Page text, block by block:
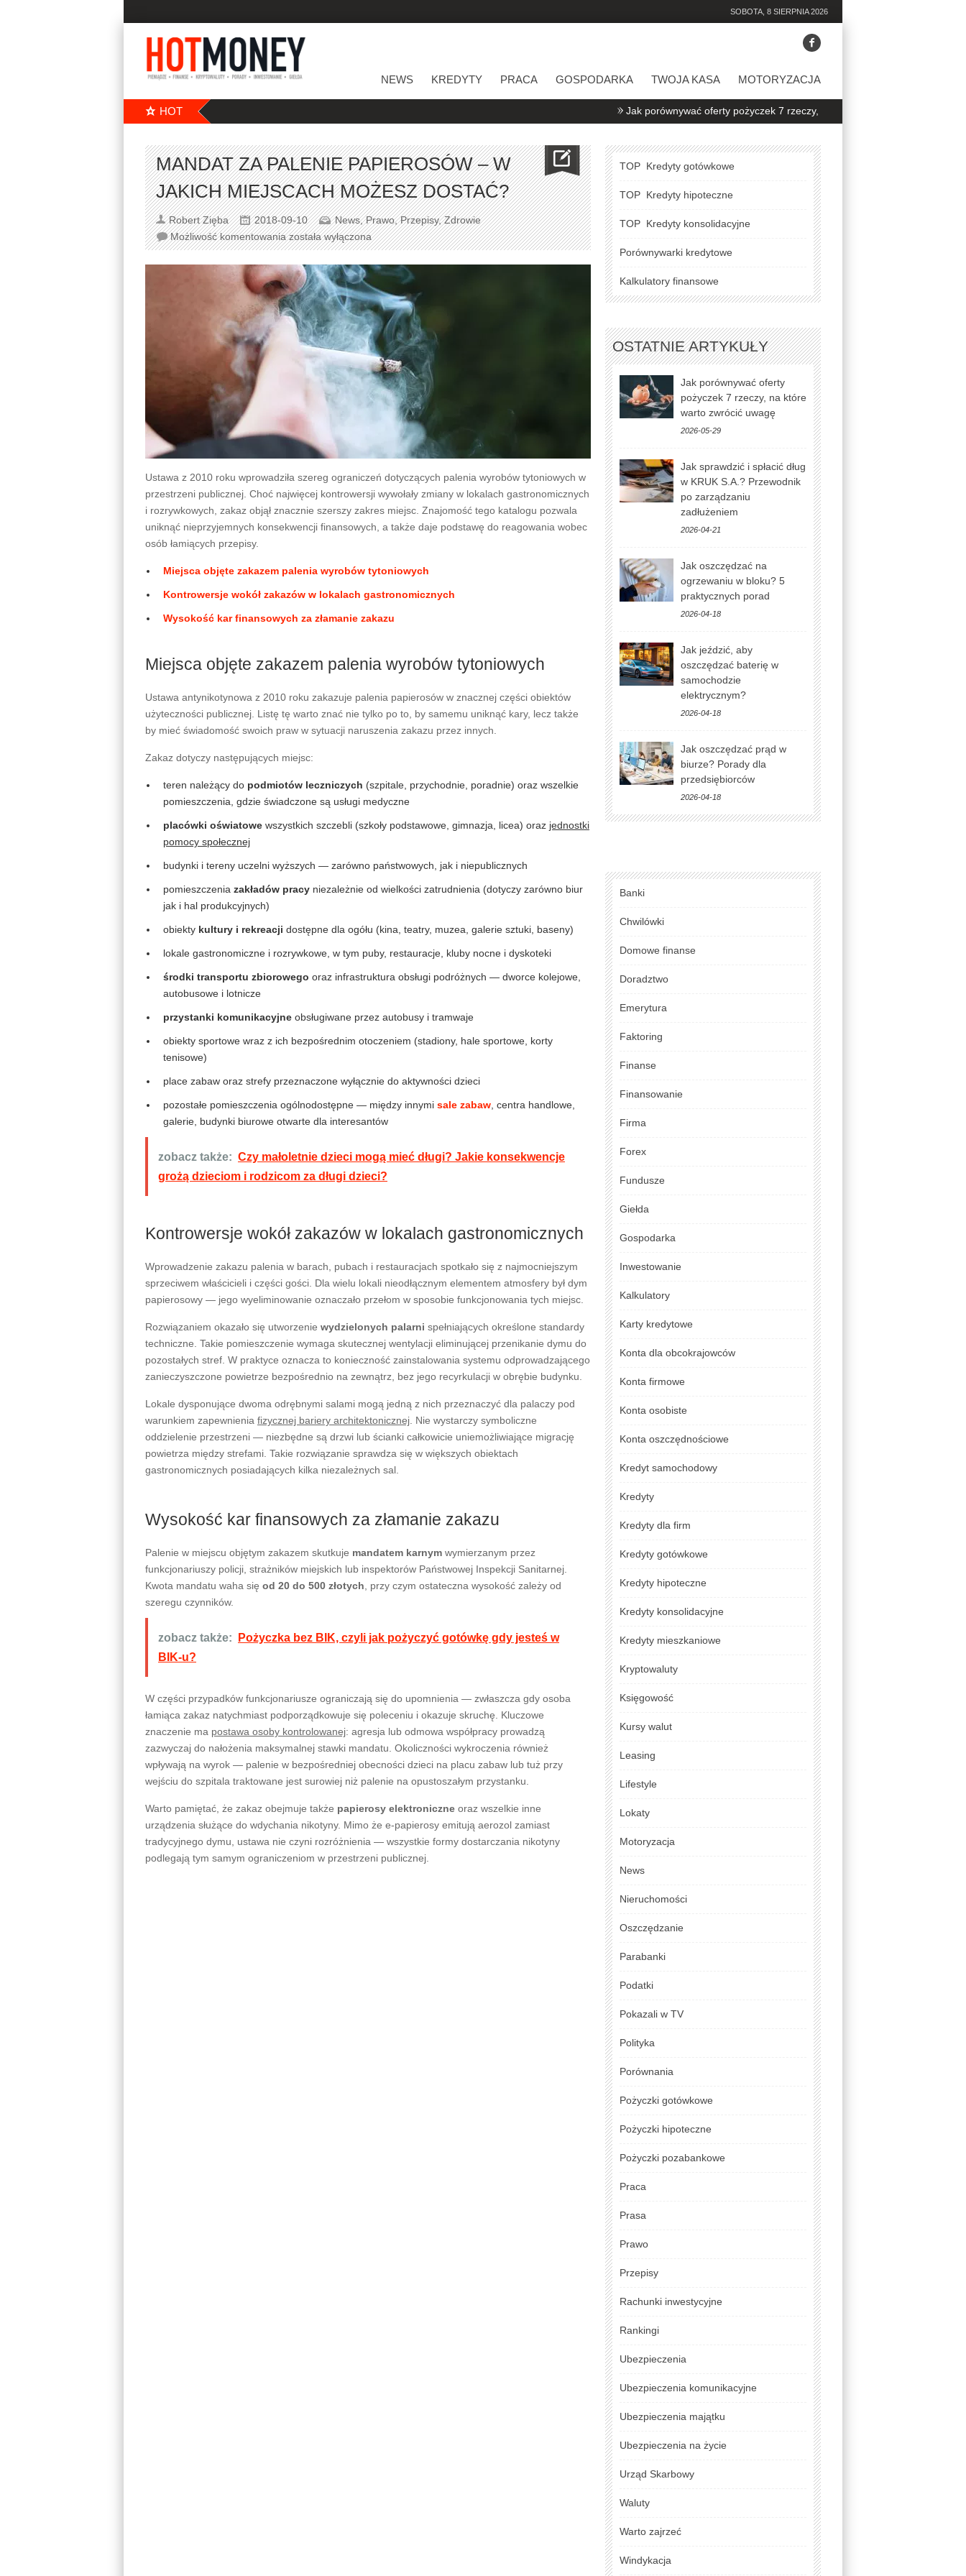
SOBOTA, 8 SIERPNIA 2026
NEWS KREDYTY PRACA GOSPODARKA TWOJA KASA MOTORYZACJA
HOT Jak porównywać oferty pożyczek 7 rzeczy, na które warto zwrócić uwagę
MANDAT ZA PALENIE PAPIEROSÓW – W
JAKICH MIEJSCACH MOŻESZ DOSTAĆ?
Robert Zięba 2018-09-10 News,Prawo,Przepisy,Zdrowie
Możliwość komentowaniazostała wyłączona
Ustawa z 2010 roku wprowadziła szereg ograniczeń dotyczących palenia wyrobów tytoniowych w
przestrzeni publicznej. Choć najwięcej kontrowersji wywołały zmiany w lokalach gastronomicznych
i rozrywkowych, zakaz objął znacznie szerszy zakres miejsc. Znajomość tego katalogu pozwala
uniknąć nieprzyjemnych konsekwencji finansowych, a także daje podstawę do reagowania wobec
osób łamiących przepisy.
Miejsca objęte zakazem palenia wyrobów tytoniowych
Kontrowersje wokół zakazów w lokalach gastronomicznych
Wysokość kar finansowych za złamanie zakazu
Miejsca objęte zakazem palenia wyrobów tytoniowych
Ustawa antynikotynowa z 2010 roku zakazuje palenia papierosów w znacznej części obiektów
użyteczności publicznej. Listę tę warto znać nie tylko po to, by samemu uniknąć kary, lecz także
by mieć świadomość swoich praw w sytuacji naruszenia zakazu przez innych.
Zakaz dotyczy następujących miejsc:
teren należący do podmiotów leczniczych (szpitale, przychodnie, poradnie) oraz wszelkie
pomieszczenia, gdzie świadczone są usługi medyczne
placówki oświatowe wszystkich szczebli (szkoły podstawowe, gimnazja, licea) oraz jednostki
pomocy społecznej
budynki i tereny uczelni wyższych — zarówno państwowych, jak i niepublicznych
pomieszczenia zakładów pracy niezależnie od wielkości zatrudnienia (dotyczy zarówno biur
jak i hal produkcyjnych)
obiekty kultury i rekreacji dostępne dla ogółu (kina, teatry, muzea, galerie sztuki, baseny)
lokale gastronomiczne i rozrywkowe, w tym puby, restauracje, kluby nocne i dyskoteki
środki transportu zbiorowego oraz infrastruktura obsługi podróżnych — dworce kolejowe,
autobusowe i lotnicze
przystanki komunikacyjne obsługiwane przez autobusy i tramwaje
obiekty sportowe wraz z ich bezpośrednim otoczeniem (stadiony, hale sportowe, korty
tenisowe)
place zabaw oraz strefy przeznaczone wyłącznie do aktywności dzieci
pozostałe pomieszczenia ogólnodostępne — między innymi sale zabaw , centra handlowe,
galerie, budynki biurowe otwarte dla interesantów
zobacz także: Czy małoletnie dzieci mogą mieć długi? Jakie konsekwencje
grożą dzieciom i rodzicom za długi dzieci?
Kontrowersje wokół zakazów w lokalach gastronomicznych
Wprowadzenie zakazu palenia w barach, pubach i restauracjach spotkało się z najmocniejszym
sprzeciwem właścicieli i części gości. Dla wielu lokali nieodłącznym elementem atmosfery był dym
papierosowy — jego wyeliminowanie oznaczało przełom w sposobie funkcjonowania tych miejsc.
Rozwiązaniem okazało się utworzenie wydzielonych palarni spełniających określone standardy
techniczne. Takie pomieszczenie wymaga skutecznej wentylacji eliminującej przenikanie dymu do
pozostałych stref. W praktyce oznacza to konieczność zainstalowania systemu odprowadzającego
zanieczyszczone powietrze bezpośrednio na zewnątrz, bez jego recyrkulacji w obrębie budynku.
Lokale dysponujące dwoma odrębnymi salami mogą jedną z nich przeznaczyć dla palaczy pod
warunkiem zapewnienia fizycznej bariery architektonicznej . Nie wystarczy symboliczne
oddzielenie przestrzeni — niezbędne są drzwi lub ścianki całkowicie uniemożliwiające migrację
powietrza między strefami. Takie rozwiązanie sprawdza się w większych obiektach
gastronomicznych posiadających kilka niezależnych sal.
Wysokość kar finansowych za złamanie zakazu
Palenie w miejscu objętym zakazem skutkuje mandatem karnym wymierzanym przez
funkcjonariuszy policji, strażników miejskich lub inspektorów Państwowej Inspekcji Sanitarnej.
Kwota mandatu waha się od 20 do 500 złotych , przy czym ostateczna wysokość zależy od
szeregu czynników.
zobacz także:
Pożyczka bez BIK, czyli jak pożyczyć gotówkę gdy jesteś w
BIK-u?
W części przypadków funkcjonariusze ograniczają się do upomnienia — zwłaszcza gdy osoba
łamiąca zakaz natychmiast podporządkowuje się poleceniu i okazuje skruchę. Kluczowe
znaczenie ma postawa osoby kontrolowanej: agresja lub odmowa współpracy prowadzą
zazwyczaj do nałożenia maksymalnej stawki mandatu. Okoliczności wykroczenia również
wpływają na wyrok — palenie w bezpośredniej obecności dzieci na placu zabaw lub tuż przy
wejściu do szpitala traktowane jest surowiej niż palenie na opustoszałym przystanku.
Warto pamiętać, że zakaz obejmuje także papierosy elektroniczne oraz wszelkie inne
urządzenia służące do wdychania nikotyny. Mimo że e-papierosy emitują aerozol zamiast
tradycyjnego dymu, ustawa nie czyni rozróżnienia — wszystkie formy dostarczania nikotyny
podlegają tym samym ograniczeniom w przestrzeni publicznej.
TOP Kredyty gotówkowe
TOP Kredyty hipoteczne
TOP Kredyty konsolidacyjne
Porównywarki kredytowe
Kalkulatory finansowe
OSTATNIE ARTYKUŁY
Jak porównywać oferty
pożyczek 7 rzeczy, na które
warto zwrócić uwagę
2026-05-29
Jak sprawdzić i spłacić dług
w KRUK S.A.? Przewodnik
po zarządzaniu
zadłużeniem
2026-04-21
Jak oszczędzać na
ogrzewaniu w bloku? 5
praktycznych porad
2026-04-18
Jak jeździć, aby
oszczędzać baterię w
samochodzie
elektrycznym?
2026-04-18
Jak oszczędzać prąd w
biurze? Porady dla
przedsiębiorców
2026-04-18
Banki
Chwilówki
Domowe finanse
Doradztwo
Emerytura
Faktoring
Finanse
Finansowanie
Firma
Forex
Fundusze
Giełda
Gospodarka
Inwestowanie
Kalkulatory
Karty kredytowe
Konta dla obcokrajowców
Konta firmowe
Konta osobiste
Konta oszczędnościowe
Kredyt samochodowy
Kredyty
Kredyty dla firm
Kredyty gotówkowe
Kredyty hipoteczne
Kredyty konsolidacyjne
Kredyty mieszkaniowe
Kryptowaluty
Księgowość
Kursy walut
Leasing
Lifestyle
Lokaty
Motoryzacja
News
Nieruchomości
Oszczędzanie
Parabanki
Podatki
Pokazali w TV
Polityka
Porównania
Pożyczki gotówkowe
Pożyczki hipoteczne
Pożyczki pozabankowe
Praca
Prasa
Prawo
Przepisy
Rachunki inwestycyjne
Rankingi
Ubezpieczenia
Ubezpieczenia komunikacyjne
Ubezpieczenia majątku
Ubezpieczenia na życie
Urząd Skarbowy
Waluty
Warto zajrzeć
Windykacja